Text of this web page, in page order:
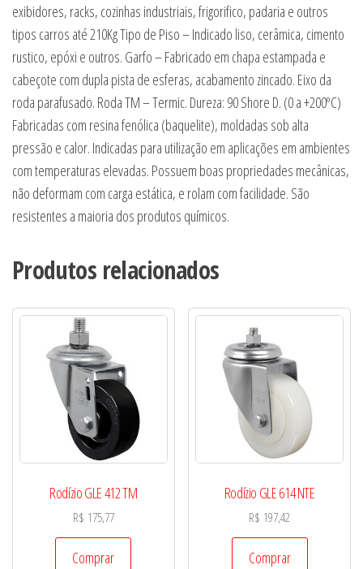
exibidores, racks, cozinhas industriais, frigorifico, padaria e outros
tipos carros até 210Kg Tipo de Piso – Indicado liso, cerâmica, cimento
rustico, epóxi e outros. Garfo – Fabricado em chapa estampada e
cabeçote com dupla pista de esferas, acabamento zincado. Eixo da
roda parafusado. Roda TM – Termic. Dureza: 90 Shore D. (0 a +200ºC)
Fabricadas com resina fenólica (baquelite), moldadas sob alta
pressão e calor. Indicadas para utilização em aplicações em ambientes
com temperaturas elevadas. Possuem boas propriedades mecânicas,
não deformam com carga estática, e rolam com facilidade. São
resistentes a maioria dos produtos químicos.
Produtos relacionados
Rodízio GLE 412 TM
R$ 175,77
Comprar
Rodízio GLE 614 NTE
R$ 197,42
Comprar